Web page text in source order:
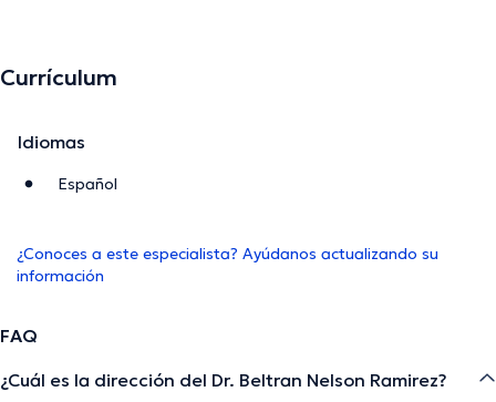
Currículum
Idiomas
Español
¿Conoces a este especialista? Ayúdanos actualizando su
información
FAQ
¿Cuál es la dirección del Dr. Beltran Nelson Ramirez?